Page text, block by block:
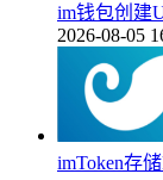
im钱包创建
2026-08-05
imToken存